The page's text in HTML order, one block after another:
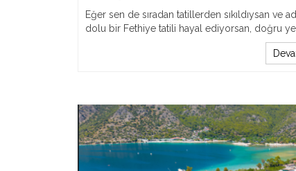
Eğer sen de sıradan tatillerden sıkıldıysan ve
dolu bir Fethiye tatili hayal ediyorsan, doğru